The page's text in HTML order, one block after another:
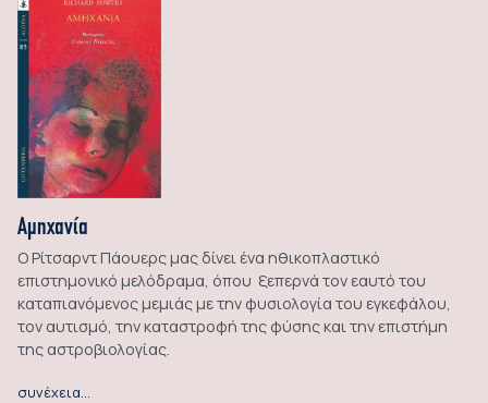
Αμηχανία
Ο Ρίτσαρντ Πάουερς μας δίνει ένα ηθικοπλαστικό
επιστημονικό μελόδραμα, όπου ξεπερνά τον εαυτό του
καταπιανόμενος μεμιάς με την φυσιολογία του εγκεφάλου,
τον αυτισμό, την καταστροφή της φύσης και την επιστήμη
της αστροβιολογίας.
συνέχεια…